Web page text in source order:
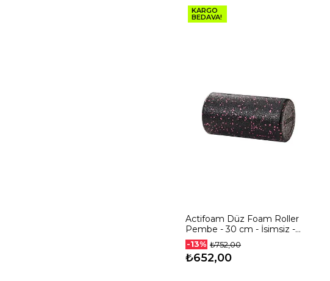
KARGO
BEDAVA!
Actifoam Düz Foam Roller
Pembe - 30 cm - İsimsiz -
Orta Sert
-13% ₺752,00
₺652,00